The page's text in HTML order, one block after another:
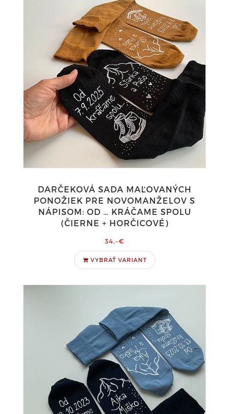
DARČEKOVÁ SADA MAĽOVANÝCH
PONOŽIEK PRE NOVOMANŽELOV S
NÁPISOM: OD … KRÁČAME SPOLU
(ČIERNE + HORČICOVÉ)
34,-€
VYBRAŤ VARIANT